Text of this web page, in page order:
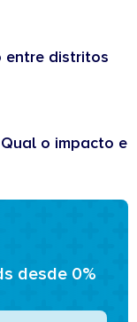
entre distritos
o impacto e
desde 0%